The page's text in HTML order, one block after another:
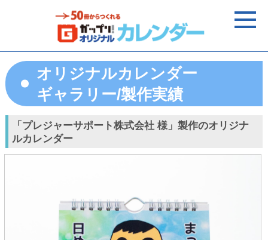
オリジナルカレンダー
ギャラリー/製作実績
「プレジャーサポート株式会社 様」製作のオリジナ
ルカレンダー